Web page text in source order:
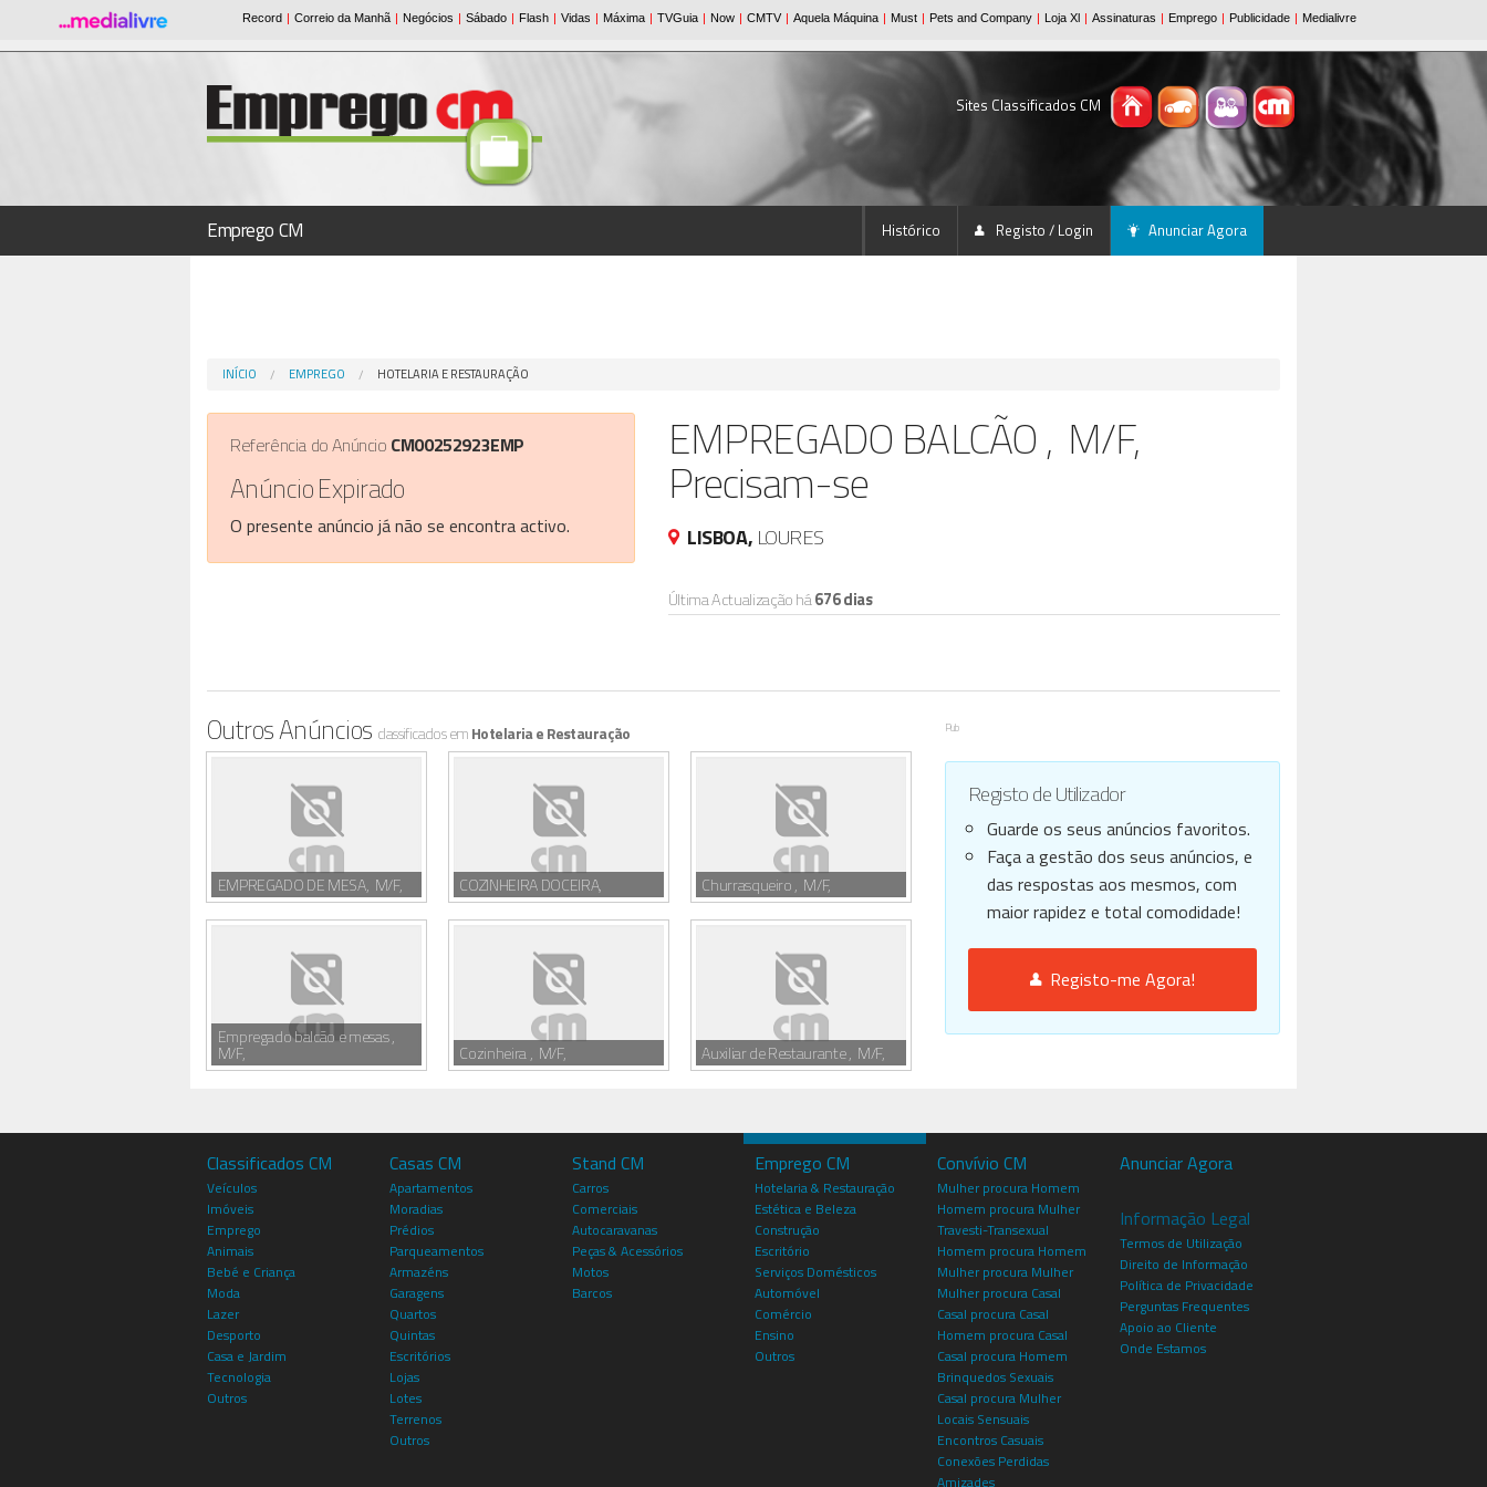
Sites Classificados CM
Emprego CM Histórico Registo / Login Anunciar Agora
INÍCIO EMPREGO HOTELARIA E RESTAURAÇÃO
EMPREGADO BALCÃO , M/F,
Precisam-se
LISBOA, LOURES
Última Actualização há676 dias
Referência do Anúncio CM00252923EMP
Anúncio Expirado
O presente anúncio já não se encontra activo.
Outros Anúncios classificados emHotelaria e Restauração
EMPREGADO DE MESA, M/F, COZINHEIRA DOCEIRA, Churrasqueiro , M/F,
Empregado balcão e mesas ,
M/F, Cozinheira , M/F, Auxiliar de Restaurante , M/F,
Pub
Registo de Utilizador
Guarde os seus anúncios favoritos.
Faça a gestão dos seus anúncios, e
das respostas aos mesmos, com
maior rapidez e total comodidade!
Registo-me Agora!
Classificados CM
Veículos
Imóveis
Emprego
Animais
Bebé e Criança
Moda
Lazer
Desporto
Casa e Jardim
Tecnologia
Outros
Casas CM
Apartamentos
Moradias
Prédios
Parqueamentos
Armazéns
Garagens
Quartos
Quintas
Escritórios
Lojas
Lotes
Terrenos
Outros
Stand CM
Carros
Comerciais
Autocaravanas
Peças & Acessórios
Motos
Barcos
Emprego CM
Hotelaria & Restauração
Estética e Beleza
Construção
Escritório
Serviços Domésticos
Automóvel
Comércio
Ensino
Outros
Convívio CM
Mulher procura Homem
Homem procura Mulher
Travesti-Transexual
Homem procura Homem
Mulher procura Mulher
Mulher procura Casal
Casal procura Casal
Homem procura Casal
Casal procura Homem
Brinquedos Sexuais
Casal procura Mulher
Locais Sensuais
Encontros Casuais
Conexões Perdidas
Amizades
Anunciar Agora
Informação Legal
Termos de Utilização
Direito de Informação
Política de Privacidade
Perguntas Frequentes
Apoio ao Cliente
Onde Estamos